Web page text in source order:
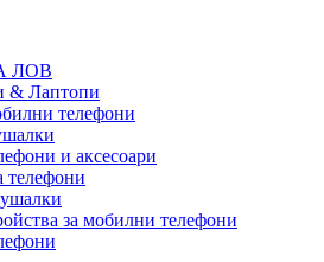
ЛОВ
& Лаптопи
телефони
и аксесоари
телефони
за мобилни телефони